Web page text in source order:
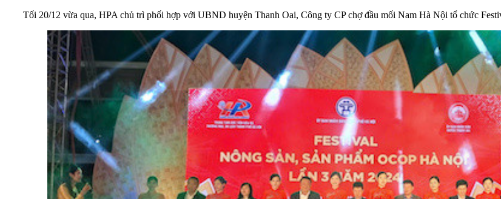
Tối 20/12 vừa qua, HPA chủ trì phối hợp với UBND huyện Thanh Oai, Công ty CP chợ đầu mối Nam Hà Nội tổ chức